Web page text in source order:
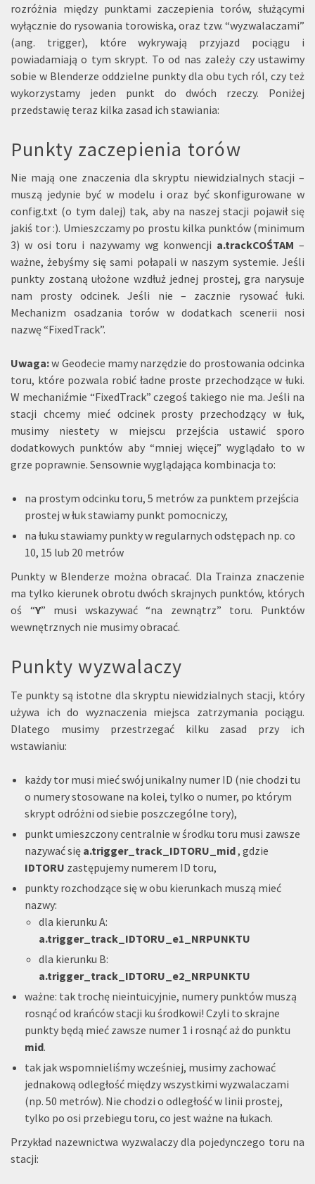
rozróżnia między punktami zaczepienia torów, służącymi
wyłącznie do rysowania torowiska, oraz tzw. “wyzwalaczami”
(ang. trigger), które wykrywają przyjazd pociągu i
powiadamiają o tym skrypt. To od nas zależy czy ustawimy
sobie w Blenderze oddzielne punkty dla obu tych ról, czy też
wykorzystamy jeden punkt do dwóch rzeczy. Poniżej
przedstawię teraz kilka zasad ich stawiania:
Punkty zaczepienia torów
Nie mają one znaczenia dla skryptu niewidzialnych stacji –
muszą jedynie być w modelu i oraz być skonfigurowane w
config.txt (o tym dalej) tak, aby na naszej stacji pojawił się
jakiś tor :). Umieszczamy po prostu kilka punktów (minimum
3) w osi toru i nazywamy wg konwencji a.trackCOŚTAM –
ważne, żebyśmy się sami połapali w naszym systemie. Jeśli
punkty zostaną ułożone wzdłuż jednej prostej, gra narysuje
nam prosty odcinek. Jeśli nie – zacznie rysować łuki.
Mechanizm osadzania torów w dodatkach scenerii nosi
nazwę “FixedTrack”.
Uwaga:w Geodecie mamy narzędzie do prostowania odcinka
toru, które pozwala robić ładne proste przechodzące w łuki.
W mechaniźmie “FixedTrack” czegoś takiego nie ma. Jeśli na
stacji chcemy mieć odcinek prosty przechodzący w łuk,
musimy niestety w miejscu przejścia ustawić sporo
dodatkowych punktów aby “mniej więcej” wyglądało to w
grze poprawnie. Sensownie wyglądająca kombinacja to:
na prostym odcinku toru, 5 metrów za punktem przejścia
prostej w łuk stawiamy punkt pomocniczy,
na łuku stawiamy punkty w regularnych odstępach np. co
10, 15 lub 20 metrów
Punkty w Blenderze można obracać. Dla Trainza znaczenie
ma tylko kierunek obrotu dwóch skrajnych punktów, których
oś “Y” musi wskazywać “na zewnątrz” toru. Punktów
wewnętrznych nie musimy obracać.
Punkty wyzwalaczy
Te punkty są istotne dla skryptu niewidzialnych stacji, który
używa ich do wyznaczenia miejsca zatrzymania pociągu.
Dlatego musimy przestrzegać kilku zasad przy ich
wstawianiu:
każdy tor musi mieć swój unikalny numer ID (nie chodzi tu
o numery stosowane na kolei, tylko o numer, po którym
skrypt odróżni od siebie poszczególne tory),
punkt umieszczony centralnie w środku toru musi zawsze
nazywać się a.trigger_track_IDTORU_mid, gdzie
IDTORU zastępujemy numerem ID toru,
punkty rozchodzące się w obu kierunkach muszą mieć
nazwy:
dla kierunku A:
a.trigger_track_IDTORU_e1_NRPUNKTU
dla kierunku B:
a.trigger_track_IDTORU_e2_NRPUNKTU
ważne: tak trochę nieintuicyjnie, numery punktów muszą
rosnąć od krańców stacji ku środkowi! Czyli to skrajne
punkty będą mieć zawsze numer 1 i rosnąć aż do punktu
mid.
tak jak wspomnieliśmy wcześniej, musimy zachować
jednakową odległość między wszystkimi wyzwalaczami
(np. 50 metrów). Nie chodzi o odległość w linii prostej,
tylko po osi przebiegu toru, co jest ważne na łukach.
Przykład nazewnictwa wyzwalaczy dla pojedynczego toru na
stacji: